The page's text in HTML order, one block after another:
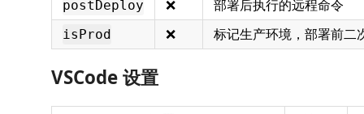
postDeploy ❌ 部署后执行的远程命令
isProd ❌ 标记生产环境，部署前二
VSCode 设置